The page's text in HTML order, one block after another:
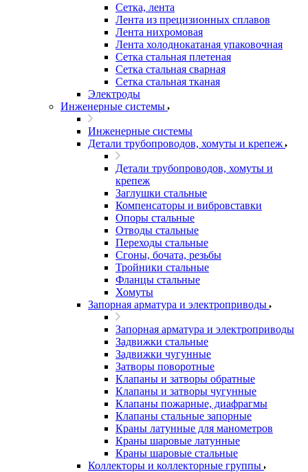
Сетка, лента
Лента из прецизионных сплавов
Лента нихромовая
Лента холоднокатаная упаковочная
Сетка стальная плетеная
Сетка стальная сварная
Сетка стальная тканая
Электроды
Инженерные системы
Инженерные системы
Детали трубопроводов, хомуты и крепеж
Детали трубопроводов, хомуты и
крепеж
Заглушки стальные
Компенсаторы и вибровставки
Опоры стальные
Отводы стальные
Переходы стальные
Сгоны, бочата, резьбы
Тройники стальные
Фланцы стальные
Хомуты
Запорная арматура и электроприводы
Запорная арматура и электроприводы
Задвижки стальные
Задвижки чугунные
Затворы поворотные
Клапаны и затворы обратные
Клапаны и затворы чугунные
Клапаны пожарные, диафрагмы
Клапаны стальные запорные
Краны латунные для манометров
Краны шаровые латунные
Краны шаровые стальные
Коллекторы и коллекторные группы